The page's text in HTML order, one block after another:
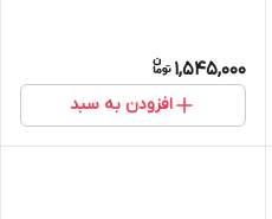
1,545,000
افزودن به سبد